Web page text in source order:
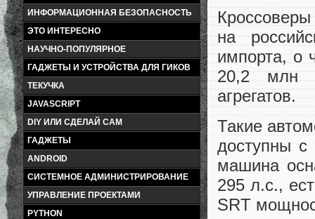
ИНФОРМАЦИОННАЯ БЕЗОПАСНОСТЬ
ЭТО ИНТЕРЕСНО
НАУЧНО-ПОПУЛЯРНОЕ
ГАДЖЕТЫ И УСТРОЙСТВА ДЛЯ ГИКОВ
ТЕКУЧКА
JAVASCRIPT
DIY ИЛИ СДЕЛАЙ САМ
ГАДЖЕТЫ
ANDROID
СИСТЕМНОЕ АДМИНИСТРИРОВАНИЕ
УПРАВЛЕНИЕ ПРОЕКТАМИ
PYTHON
на
импорта, о
20,2 млн
агрегатов.
Такие
доступны
машина
295 л.с.,
SRT